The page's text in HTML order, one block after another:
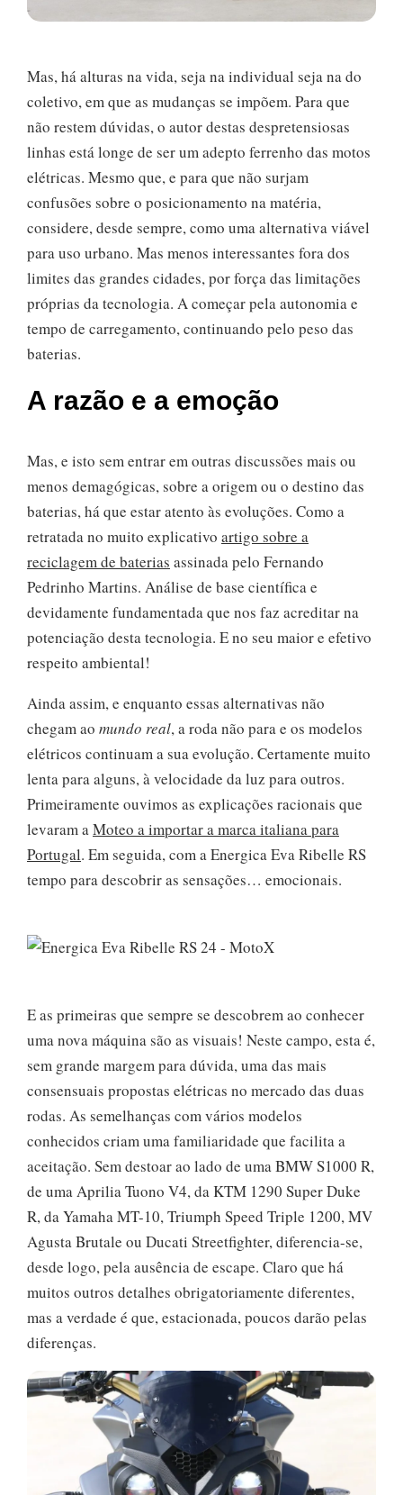
Mas, há alturas na vida, seja na individual seja na do
coletivo, em que as mudanças se impõem. Para que
não restem dúvidas, o autor destas despretensiosas
linhas está longe de ser um adepto ferrenho das motos
elétricas. Mesmo que, e para que não surjam
confusões sobre o posicionamento na matéria,
considere, desde sempre, como uma alternativa viável
para uso urbano. Mas menos interessantes fora dos
limites das grandes cidades, por força das limitações
próprias da tecnologia. A começar pela autonomia e
tempo de carregamento, continuando pelo peso das
baterias.
A razão e a emoção
Mas, e isto sem entrar em outras discussões mais ou
menos demagógicas, sobre a origem ou o destino das
baterias, há que estar atento às evoluções. Como a
retratada no muito explicativo artigo sobre a
reciclagem de baterias assinada pelo Fernando
Pedrinho Martins. Análise de base científica e
devidamente fundamentada que nos faz acreditar na
potenciação desta tecnologia. E no seu maior e efetivo
respeito ambiental!
Ainda assim, e enquanto essas alternativas não
chegam ao mundo real, a roda não para e os modelos
elétricos continuam a sua evolução. Certamente muito
lenta para alguns, à velocidade da luz para outros.
Primeiramente ouvimos as explicações racionais que
levaram aMoteo a importar a marca italiana para
Portugal. Em seguida, com a Energica Eva Ribelle RS
tempo para descobrir as sensações… emocionais.
E as primeiras que sempre se descobrem ao conhecer
uma nova máquina são as visuais! Neste campo, esta é,
sem grande margem para dúvida, uma das mais
consensuais propostas elétricas no mercado das duas
rodas. As semelhanças com vários modelos
conhecidos criam uma familiaridade que facilita a
aceitação. Sem destoar ao lado de uma BMW S1000 R,
de uma Aprilia Tuono V4, da KTM 1290 Super Duke
R, da Yamaha MT-10, Triumph Speed Triple 1200, MV
Agusta Brutale ou Ducati Streetfighter, diferencia-se,
desde logo, pela ausência de escape. Claro que há
muitos outros detalhes obrigatoriamente diferentes,
mas a verdade é que, estacionada, poucos darão pelas
diferenças.